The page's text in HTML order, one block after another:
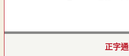
正字通